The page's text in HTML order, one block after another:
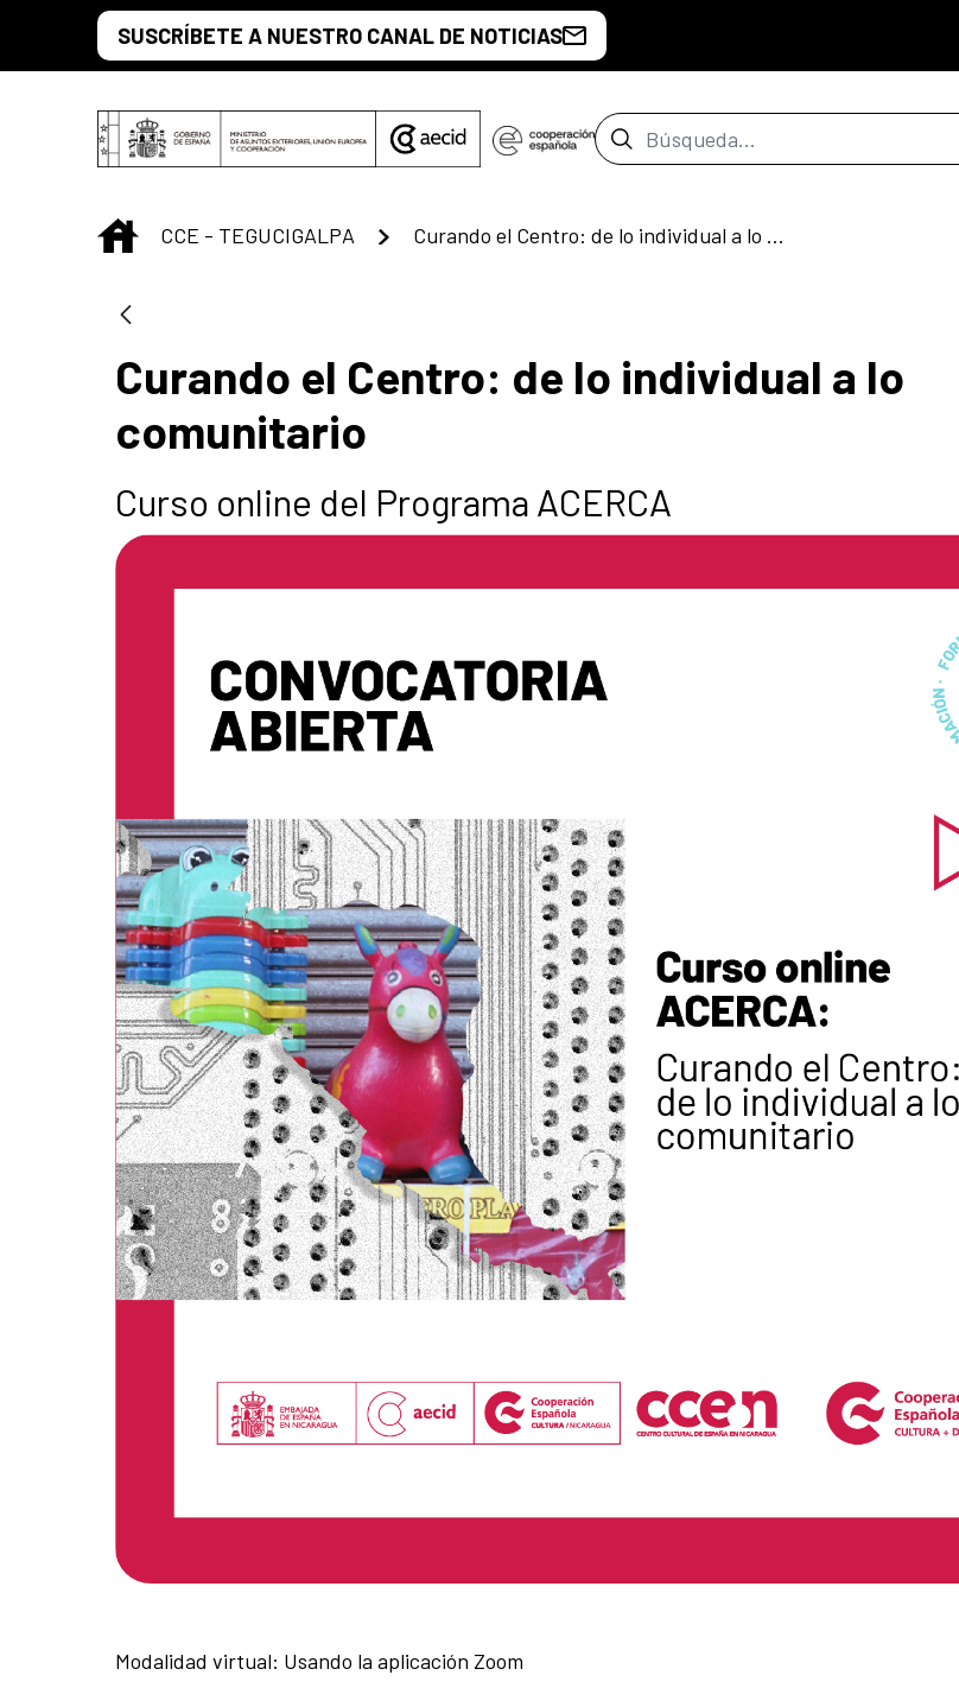
Saltar al contenido principal
SUSCRÍBETE A NUESTRO CANAL DE NOTICIAS
Barra de búsqueda
INICIO
CCE - TEGUCIGALPA Curando el Centro: de lo individual a lo comunitario
Curando el Centro: de lo individual a lo
comunitario
Curso online del Programa ACERCA
Modalidad virtual: Usando la aplicación Zoom